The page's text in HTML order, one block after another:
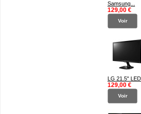
Samsung...
129,00 €
Voir
LG 21.5"
129,00 €
Voir